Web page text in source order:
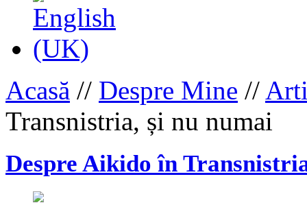
Acasă // Despre Mine //
Transnistria, și nu numai
Despre Aikido în